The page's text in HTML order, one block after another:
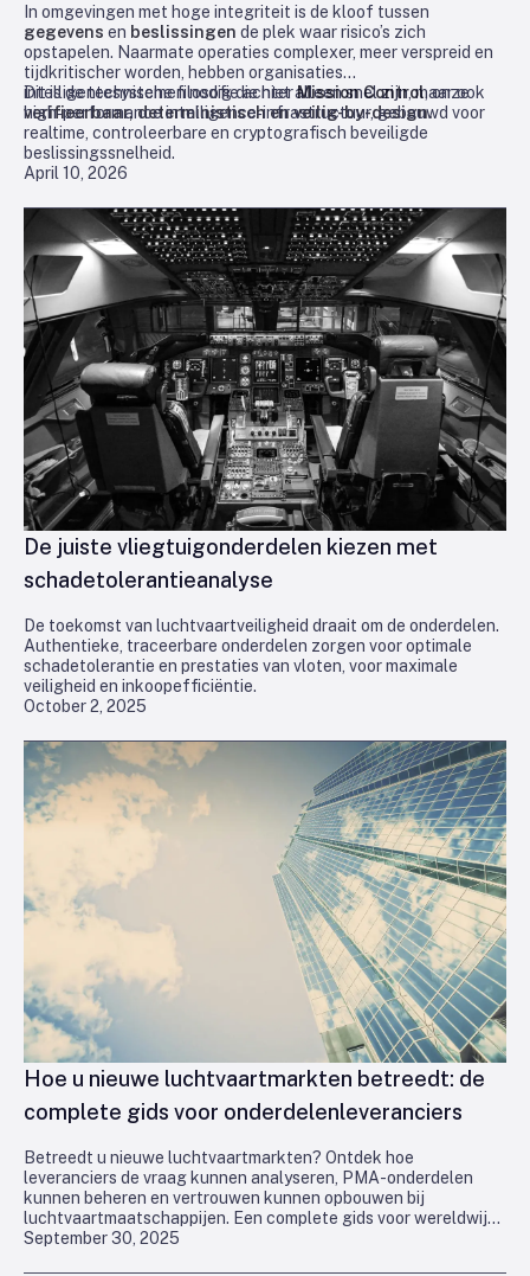
April 10, 2026
In omgevingen met hoge integriteit is de kloof tussen
gegevens en beslissingen de plek waar risico’s zich
opstapelen. Naarmate operaties complexer, meer verspreid en
tijdkritischer worden, hebben organisaties
intelligentesystemen nodig die niet alleen snel zijn, maar ook
verifieerbaar, deterministisch en veilig-by-design.
Dit is de technische filosofie achterMission Control, onze
high‑performance intelligence‑infrastructuur, gebouwd voor
realtime, controleerbare en cryptografisch beveiligde
beslissingssnelheid.
October 2, 2025
De juiste vliegtuigonderdelen kiezen met
schadetolerantieanalyse
De toekomst van luchtvaartveiligheid draait om de onderdelen.
Authentieke, traceerbare onderdelen zorgen voor optimale
schadetolerantie en prestaties van vloten, voor maximale
veiligheid en inkoopefficiëntie.
September 30, 2025
Hoe u nieuwe luchtvaartmarkten betreedt: de
complete gids voor onderdelenleveranciers
Betreedt u nieuwe luchtvaartmarkten? Ontdek hoe
leveranciers de vraag kunnen analyseren, PMA-onderdelen
kunnen beheren en vertrouwen kunnen opbouwen bij
luchtvaartmaatschappijen. Een complete gids voor wereldwijde
groei.